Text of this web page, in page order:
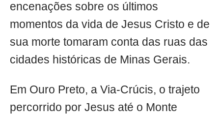
encenações sobre os últimos
momentos da vida de Jesus Cristo e de
sua morte tomaram conta das ruas das
cidades históricas de Minas Gerais.
Em Ouro Preto, a Via-Crúcis, o trajeto
percorrido por Jesus até o Monte